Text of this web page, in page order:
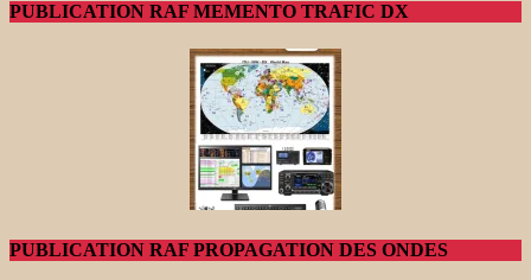
PUBLICATION RAF MEMENTO TRAFIC DX
PUBLICATION RAF PROPAGATION DES ONDES